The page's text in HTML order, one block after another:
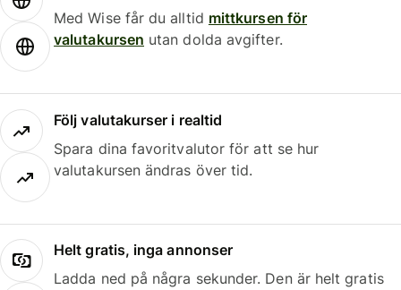
Med Wise får du alltid mittkursen för
valutakursen utan dolda avgifter.
Följ valutakurser i realtid
Spara dina favoritvalutor för att se hur
valutakursen ändras över tid.
Helt gratis, inga annonser
Ladda ned på några sekunder. Den är helt gratis